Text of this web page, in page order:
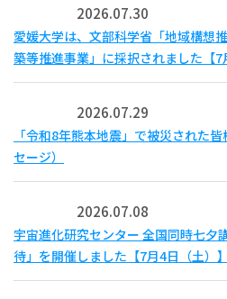
2026.07.30
愛媛大学は、文部科学省「地域構想
築等推進事業」に採択されました【7
2026.07.29
「令和8年熊本地震」で被災された
セージ）
2026.07.08
宇宙進化研究センター 全国同時七夕
待」を開催しました【7月4日（土）】